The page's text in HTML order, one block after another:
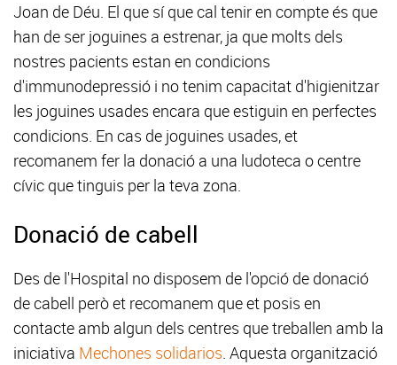
Joan de Déu. El que sí que cal tenir en compte és que
han de ser joguines a estrenar, ja que molts dels
nostres pacients estan en condicions
d'immunodepressió i no tenim capacitat d'higienitzar
les joguines usades encara que estiguin en perfectes
condicions. En cas de joguines usades, et
recomanem fer la donació a una ludoteca o centre
cívic que tinguis per la teva zona.
Donació de cabell
Des de l'Hospital no disposem de l'opció de donació
de cabell però et recomanem que et posis en
contacte amb algun dels centres que treballen amb la
iniciativa Mechones solidarios. Aquesta organització